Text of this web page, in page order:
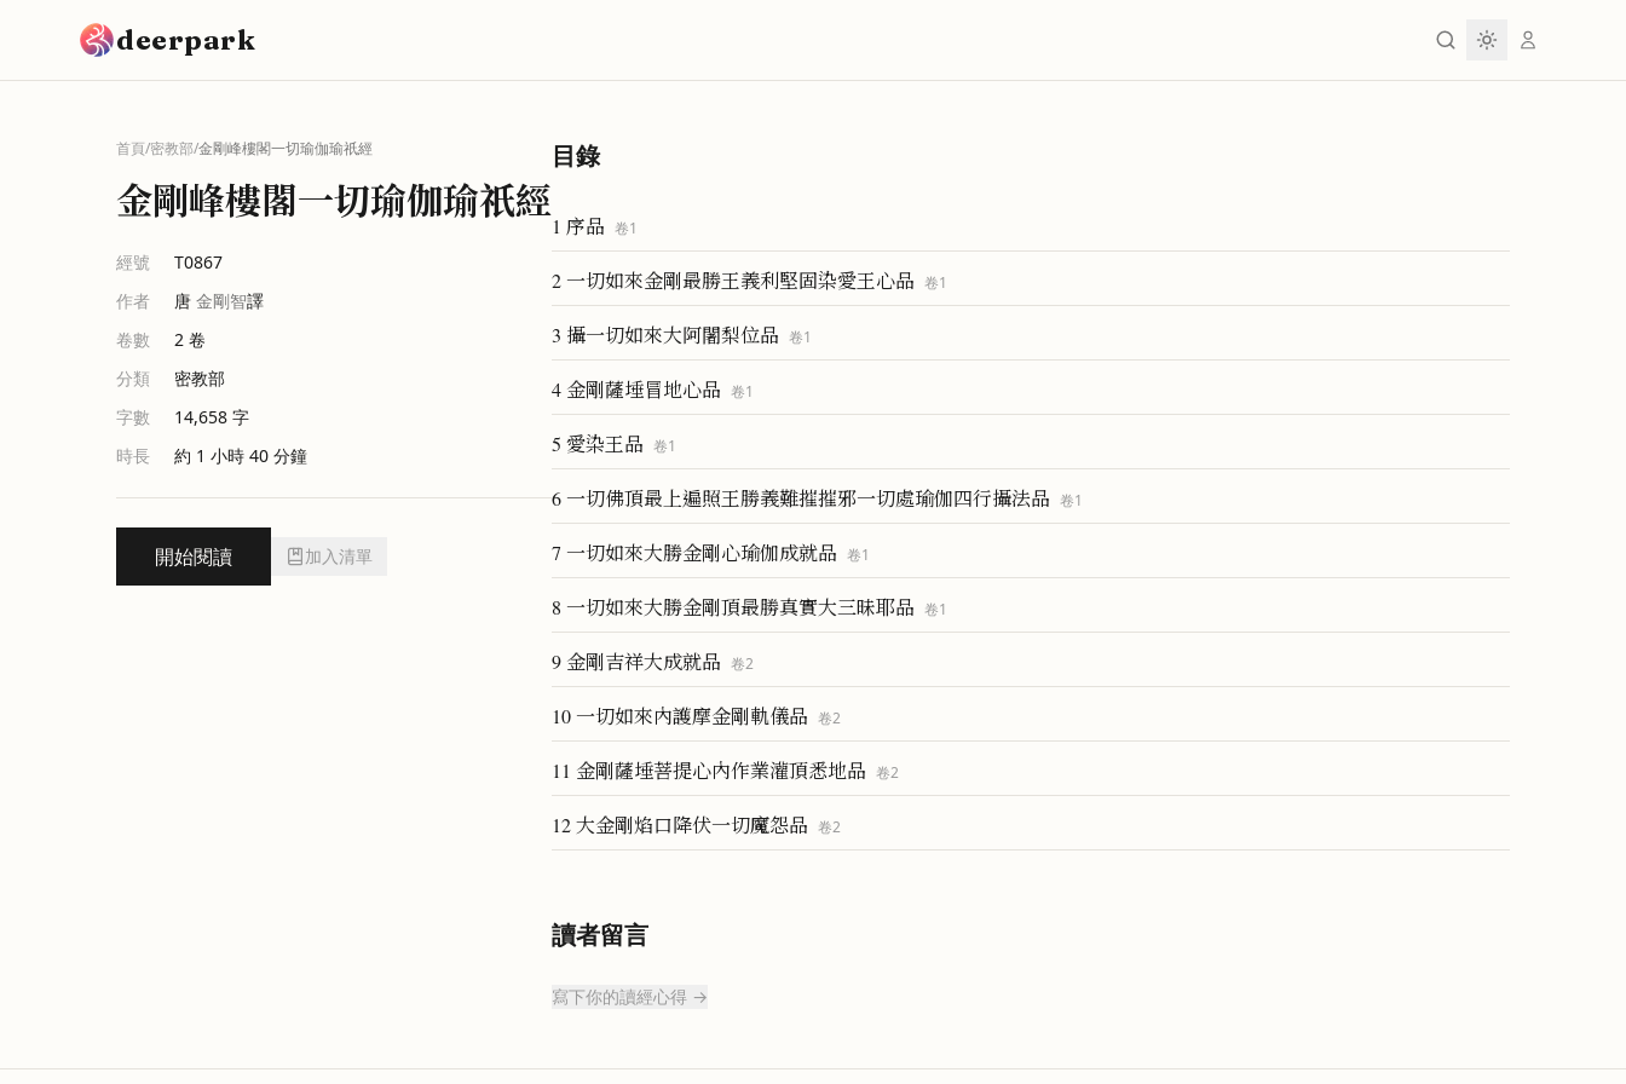
deerpark
首頁/密教部/金剛峰樓閣一切瑜伽瑜祇經
金剛峰樓閣一切瑜伽瑜祇經
經號
T0867
作者
唐 金剛智譯
卷數
2 卷
分類
密教部
字數
14,658 字
時長
約 1 小時 40 分鐘
開始閱讀 加入清單
目錄
1 序品 卷1
2 一切如來金剛最勝王義利堅固染愛王心品 卷1
3 攝一切如來大阿闍梨位品 卷1
4 金剛薩埵冒地心品 卷1
5 愛染王品 卷1
6 一切佛頂最上遍照王勝義難摧摧邪一切處瑜伽四行攝法品 卷1
7 一切如來大勝金剛心瑜伽成就品 卷1
8 一切如來大勝金剛頂最勝真實大三昧耶品 卷1
9 金剛吉祥大成就品 卷2
10 一切如來內護摩金剛軌儀品 卷2
11 金剛薩埵菩提心內作業灌頂悉地品 卷2
12 大金剛焰口降伏一切魔怨品 卷2
讀者留言
寫下你的讀經心得 →